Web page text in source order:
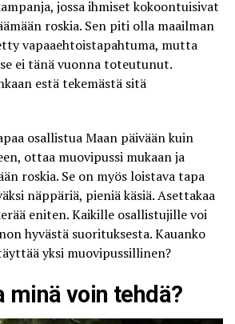
jossa ihmiset kokoontuisivat
roskia. Sen piti olla maailman
vapaaehtoistapahtuma, mutta
ei tänä vuonna toteutunut.
estä tekemästä sitä
osallistua Maan päivään kuin
ottaa muovipussi mukaan ja
roskia. Se on myös loistava tapa
näppäriä, pieniä käsiä. Asettakaa
eniten. Kaikille osallistujille voi
hyvästä suorituksesta. Kauanko
yksi muovipussillinen?
minä voin tehdä?